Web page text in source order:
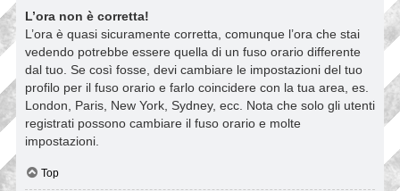
L’ora non è corretta!
L’ora è quasi sicuramente corretta, comunque l’ora che stai
vedendo potrebbe essere quella di un fuso orario differente
dal tuo. Se così fosse, devi cambiare le impostazioni del tuo
profilo per il fuso orario e farlo coincidere con la tua area, es.
London, Paris, New York, Sydney, ecc. Nota che solo gli utenti
registrati possono cambiare il fuso orario e molte
impostazioni.
Top